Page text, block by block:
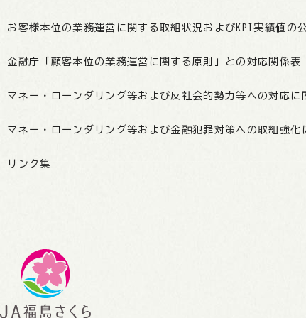
お客様本位の業務運営に関する取組状況およびKPI実績値の
金融庁「顧客本位の業務運営に関する原則」との対応関係表
マネー・ローンダリング等および反社会的勢力等への対応に
マネー・ローンダリング等および金融犯罪対策への取組強化
リンク集